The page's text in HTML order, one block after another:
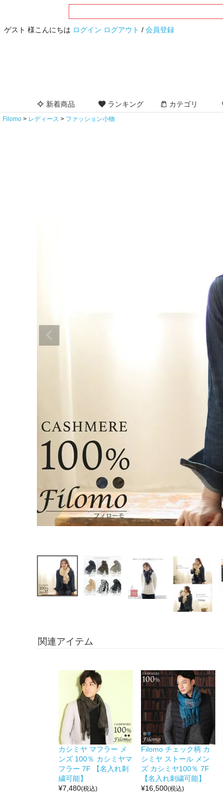
ゲスト 様こんにちは ログイン ログアウト / 会員登録
新着商品 ランキング カテゴリ
Filomo レディース ファッション小物
関連アイテム
カシミヤ マフラー メ
ンズ 100％ カシミヤマ
フラー 7F 【名入れ刺
繍可能】
¥7,480(税込)
Filomo チェック柄 カ
シミヤ ストール メン
ズ カシミヤ100％ 7F
【名入れ刺繍可能】
¥16,500(税込)